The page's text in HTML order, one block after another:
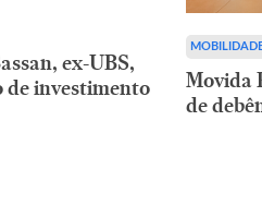
ex-UBS,
de investimento
Movida
de